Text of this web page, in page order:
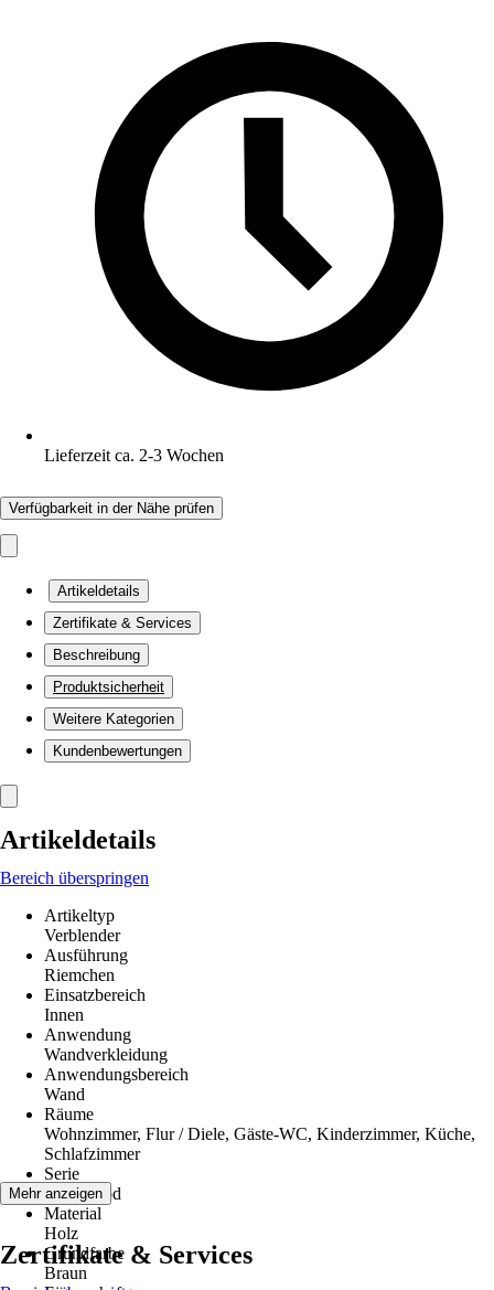
Lieferzeit ca. 2-3 Wochen
Verfügbarkeit in der Nähe prüfen
Artikeldetails
Zertifikate & Services
Beschreibung
Produktsicherheit
Weitere Kategorien
Kundenbewertungen
Artikeldetails
Bereich überspringen
Artikeltyp
Verblender
Ausführung
Riemchen
Einsatzbereich
Innen
Anwendung
Wandverkleidung
Anwendungsbereich
Wand
Räume
Wohnzimmer, Flur / Diele, Gäste-WC, Kinderzimmer, Küche,
Schlafzimmer
Serie
UltraWood
Material
Holz
Grundfarbe
Braun
Mehr anzeigen
Zertifikate & Services